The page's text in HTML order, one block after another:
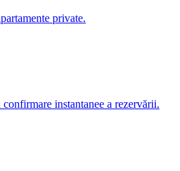
private.
instantanee a rezervării.